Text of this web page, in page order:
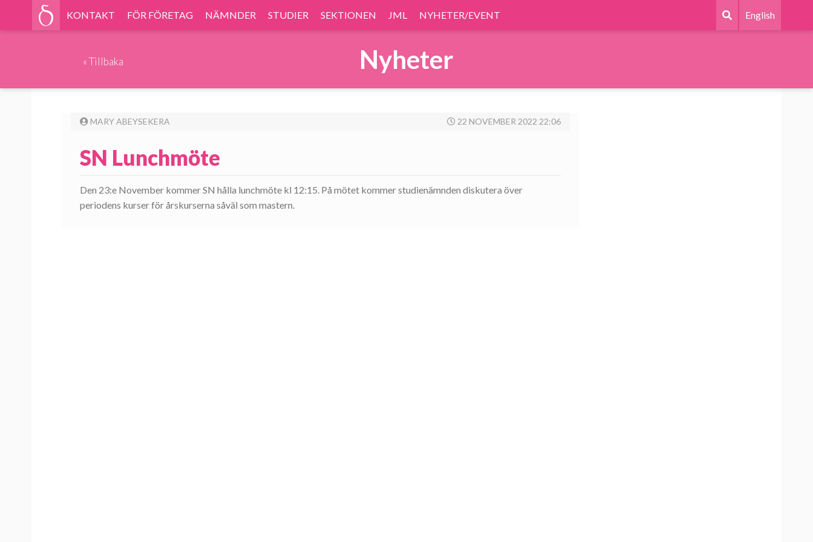
KONTAKT FÖR FÖRETAG NÄMNDER STUDIER SEKTIONEN JML NYHETER/EVENT English
«Tillbaka Nyheter
MARY ABEYSEKERA 22 NOVEMBER 2022 22:06
SN Lunchmöte
Den 23:e November kommer SN hålla lunchmöte kl 12:15. På mötet kommer studienämnden diskutera över
periodens kurser för årskurserna såväl som mastern.